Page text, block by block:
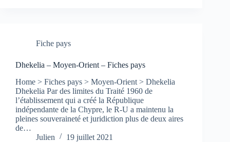
Fiche pays
Dhekelia – Moyen-Orient – Fiches pays
Home > Fiches pays > Moyen-Orient > Dhekelia
Dhekelia Par des limites du Traité 1960 de
l’établissement qui a créé la République
indépendante de la Chypre, le R-U a maintenu la
pleines souveraineté et juridiction plus de deux aires
de…
Julien
19 juillet 2021